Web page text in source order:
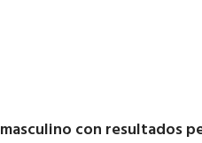
con resultados